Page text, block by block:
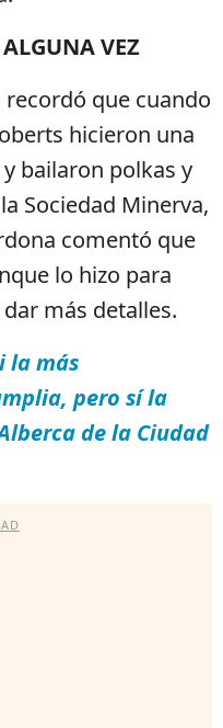
VEZ
recordó que cuando
hicieron una
bailaron polkas y
Sociedad Minerva,
comentó que
lo hizo para
más detalles.
la más
pero sí la
de la Ciudad